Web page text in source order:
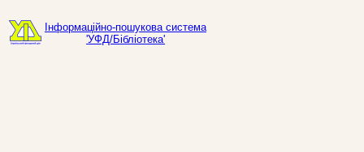
Інформаційно-пошукова система
'УФД/Бібліотека'